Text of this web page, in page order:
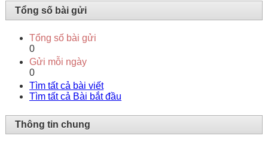
Tổng số bài gửi
Tổng số bài gửi
0
Gửi mỗi ngày
0
Tìm tất cả bài viết
Tìm tất cả Bài bắt đầu
Thông tin chung